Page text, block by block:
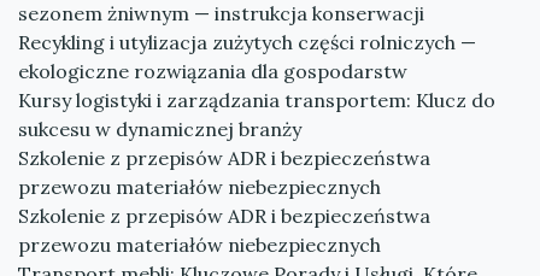
sezonem żniwnym — instrukcja konserwacji
Recykling i utylizacja zużytych części rolniczych —
ekologiczne rozwiązania dla gospodarstw
Kursy logistyki i zarządzania transportem: Klucz do
sukcesu w dynamicznej branży
Szkolenie z przepisów ADR i bezpieczeństwa
przewozu materiałów niebezpiecznych
Szkolenie z przepisów ADR i bezpieczeństwa
przewozu materiałów niebezpiecznych